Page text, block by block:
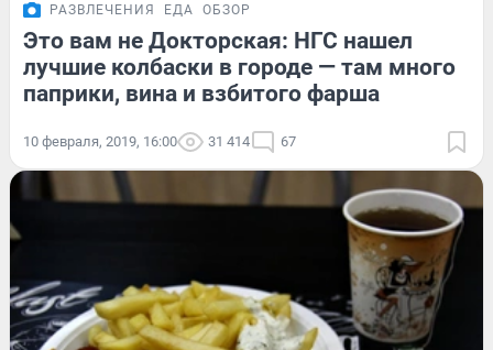
РАЗВЛЕЧЕНИЯ ЕДА ОБЗОР
Это вам не Докторская: НГС нашел
лучшие колбаски в городе — там много
паприки, вина и взбитого фарша
10 февраля, 2019, 16:00 31 414 67